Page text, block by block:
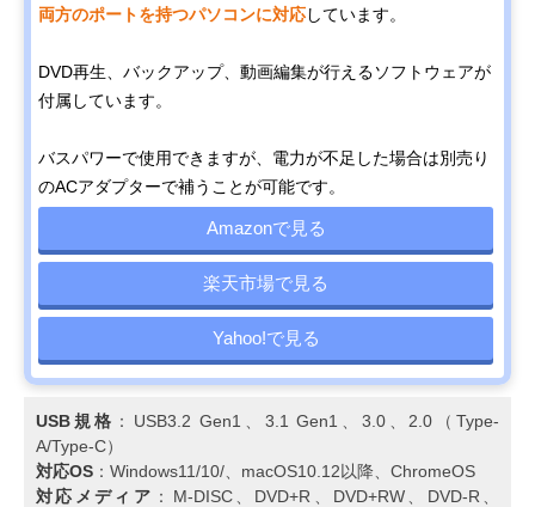
両方のポートを持つパソコンに対応しています。
DVD再生、バックアップ、動画編集が行えるソフトウェアが
付属しています。
バスパワーで使用できますが、電力が不足した場合は別売り
のACアダプターで補うことが可能です。
Amazonで見る
楽天市場で見る
Yahoo!で見る
USB規格 ：USB3.2 Gen1、3.1 Gen1、3.0、2.0（Type-
A/Type-C）
対応OS ：Windows11/10/、macOS10.12以降、ChromeOS
対応メディア ：M-DISC、DVD+R、DVD+RW、DVD-R、